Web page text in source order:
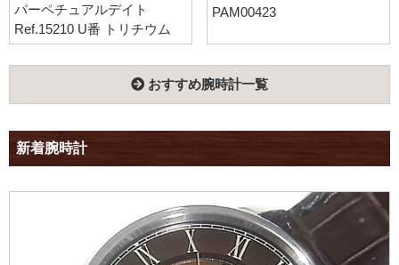
パーペチュアルデイト
Ref.15210 U番 トリチウム
PAM00423
おすすめ腕時計一覧
新着腕時計